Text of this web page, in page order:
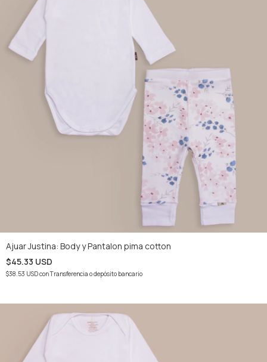
Ajuar Justina: Body y Pantalon pima cotton
$45.33 USD
$38.53 USDconTransferencia o depósito bancario